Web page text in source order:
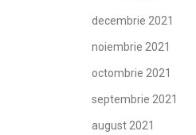
decembrie 2021
noiembrie 2021
octombrie 2021
septembrie 2021
august 2021